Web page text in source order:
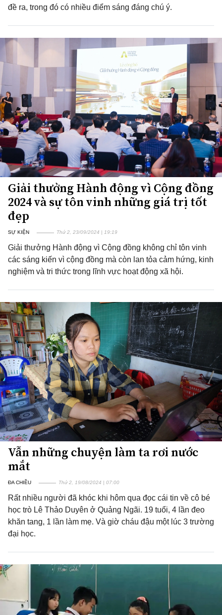
đề ra, trong đó có nhiều điểm sáng đáng chú ý.
Giải thưởng Hành động vì Cộng đồng
2024 và sự tôn vinh những giá trị tốt
đẹp
SỰ KIỆN Thứ 2, 23/09/2024 | 19:19
Giải thưởng Hành động vì Cộng đồng không chỉ tôn vinh
các sáng kiến vì cộng đồng mà còn lan tỏa cảm hứng, kinh
nghiệm và tri thức trong lĩnh vực hoạt động xã hội.
Vẫn những chuyện làm ta rơi nước
mắt
ĐA CHIỀU Thứ 2, 19/08/2024 | 07:00
Rất nhiều người đã khóc khi hôm qua đọc cái tin về cô bé
học trò Lê Thảo Duyên ở Quảng Ngãi. 19 tuổi, 4 lần đeo
khăn tang, 1 lần làm mẹ. Và giờ cháu đậu một lúc 3 trường
đại học.